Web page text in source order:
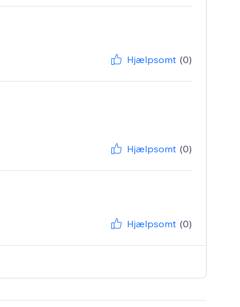
Hjælpsomt (0)
Hjælpsomt (0)
Hjælpsomt (0)